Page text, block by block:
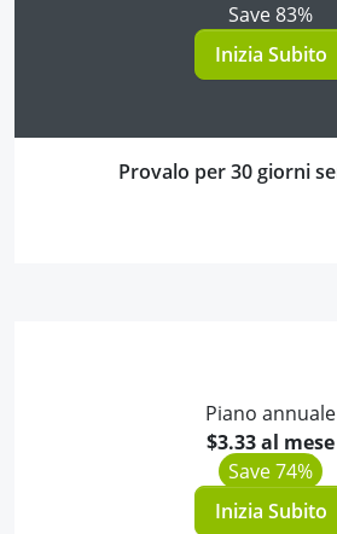
Save 83%
Inizia Subito
Provalo per 30 giorni
Piano annuale
$3.33 al mese
Save 74%
Inizia Subito